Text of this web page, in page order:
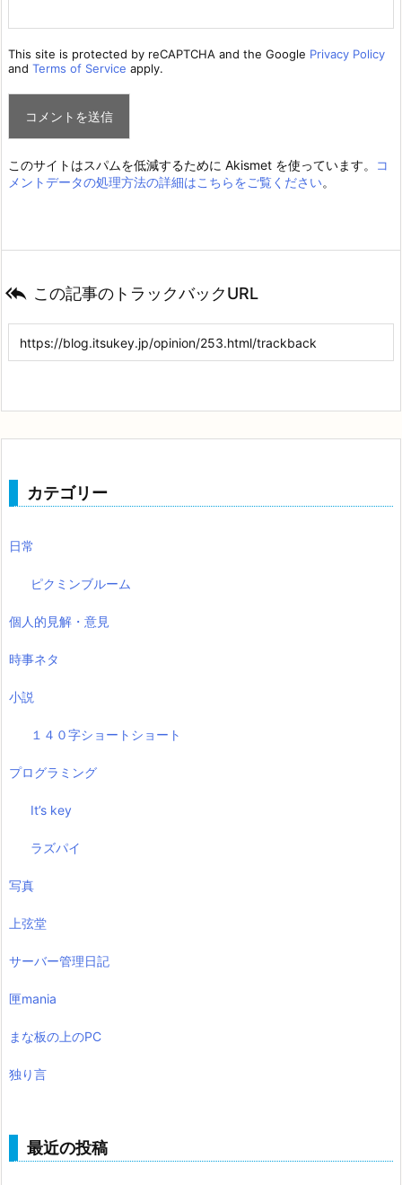
This site is protected by reCAPTCHA and the Google Privacy Policy
and Terms of Service apply.
このサイトはスパムを低減するために Akismet を使っています。
コ
メントデータの処理方法の詳細はこちらをご覧ください。
 この記事のトラックバックURL
カテゴリー
日常
ピクミンブルーム
個人的見解・意見
時事ネタ
小説
１４０字ショートショート
プログラミング
It’s key
ラズパイ
写真
上弦堂
サーバー管理日記
匣mania
まな板の上のPC
独り言
最近の投稿